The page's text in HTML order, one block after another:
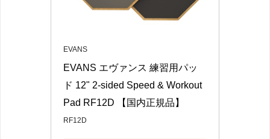
EVANS
EVANS エヴァンス 練習用パッ
ド 12" 2-sided Speed & Workout
Pad RF12D 【国内正規品】
RF12D